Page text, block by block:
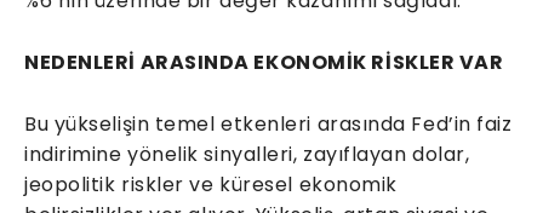
NEDENLERİ ARASINDA EKONOMİK RİSKLER VAR
Bu yükselişin temel etkenleri arasında Fed’in faiz
indirimine yönelik sinyalleri, zayıflayan dolar,
jeopolitik riskler ve küresel ekonomik